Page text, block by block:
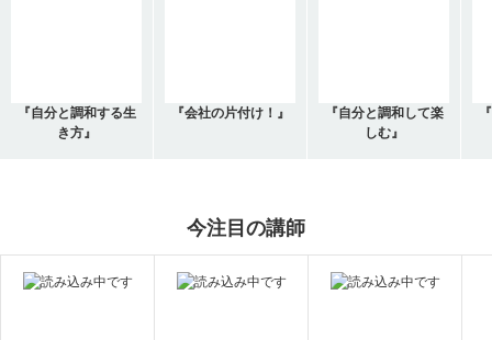
『自分と調和する生
き方』
『会社の片付け！』
『自分と調和して楽
しむ』
今注目の講師